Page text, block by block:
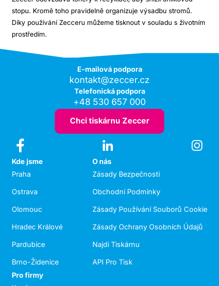
stopu. Kromě toho pravidelně organizuje výsadbu stromů.
Díky používání Zecceru můžeme tisknout v souladu s životním
prostředím.
E-mailová podpora
kontakt@zeccer.cz
Telefonická podpora
+48 530 657 000
Chci tiskárnu Zeccer
Kde jsme
Praha
Ostrava
Olomouc
Hradec Králové
Pardubice
Brno-Židenice
O nás
Zásady Bezpečnosti
Obchodní Podmínky
Zásady Používání Souborů Cookie
Zásady Ochrany Osobních Údajů
Najdi Tiskárnu
API Pro Tisk
Pro firmy